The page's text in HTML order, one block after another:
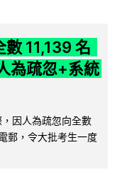
11,139 名
為疏忽+系統
因人為疏忽向全數
郵，令大批考生一度